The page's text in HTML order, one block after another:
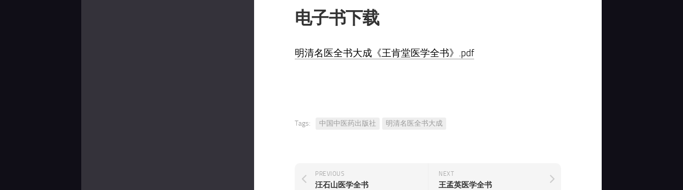
电子书下载
明清名医全书大成《王肯堂医学全书》.pdf
Tags: 中国中医药出版社 明清名医全书大成
NEXT
王孟英医学全书
PREVIOUS
汪石山医学全书